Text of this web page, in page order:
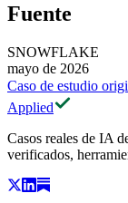
Fuente
SNOWFLAKE
mayo de 2026
Caso de estudio
Applied
Casos reales de IA
verificados,